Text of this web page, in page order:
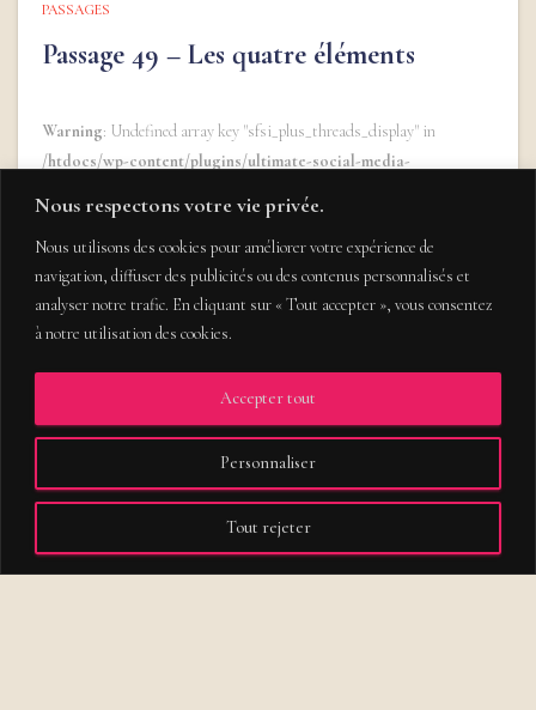
Nous respectons votre vie privée.
Nous utilisons des cookies pour améliorer votre expérience de
navigation, diffuser des publicités ou des contenus personnalisés et
analyser notre trafic. En cliquant sur « Tout accepter », vous consentez
à notre utilisation des cookies.
Personnaliser
Tout rejeter
Accepter tout
PASSAGES
Passage 49 – Les quatre éléments
Warning: Undefined array key "sfsi_plus_threads_display" in
/htdocs/wp-content/plugins/ultimate-social-media-
Un jour ou l’autre, nous tombons à genoux devant eux. Pas besoin
d’avoir lu Platon ou fait le tour du monde. Il suffit d’un orage, d’un
incendie, d’un tremblement de terre. Car les quatre éléments
Lire la suite